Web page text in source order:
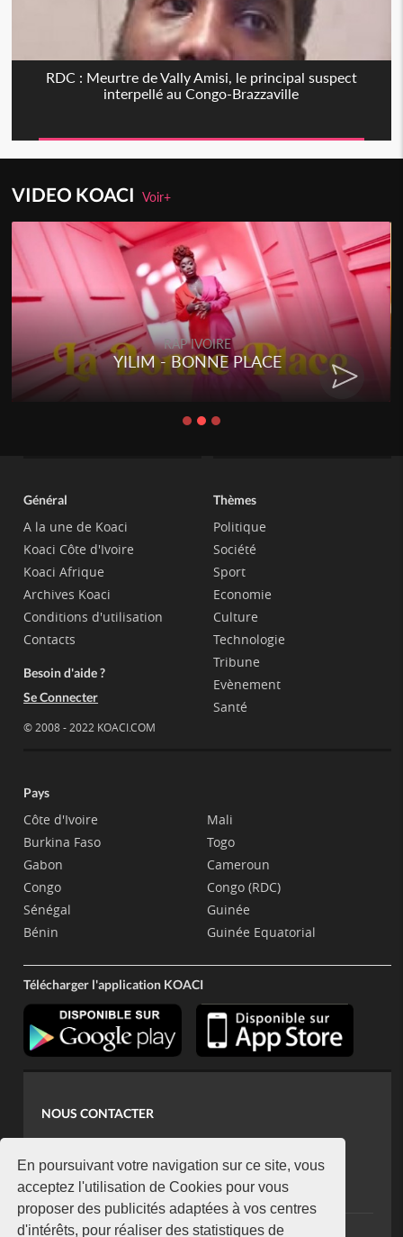
En poursuivant votre navigation sur ce site, vous
acceptez l'utilisation de Cookies pour vous
proposer des publicités adaptées à vos centres
d'intérêts, pour réaliser des statistiques de
RDC : Meurtre de Vally Amisi, le principal suspect
interpellé au Congo-Brazzaville
VIDEO KOACIVoir+
RAP IVOIRE
YILIM - BONNE PLACE
Général
A la une de Koaci
Koaci Côte d'Ivoire
Koaci Afrique
Archives Koaci
Conditions d'utilisation
Contacts
Besoin d'aide ?
Se Connecter
© 2008 - 2022 KOACI.COM
Thèmes
Politique
Société
Sport
Economie
Culture
Technologie
Tribune
Evènement
Santé
Pays
Côte d'Ivoire
Burkina Faso
Gabon
Congo
Sénégal
Bénin
Mali
Togo
Cameroun
Congo (RDC)
Guinée
Guinée Equatorial
Télécharger l'application KOACI
NOUS CONTACTER
koaci@yahoo.fr
+225 07 08 85 52 93